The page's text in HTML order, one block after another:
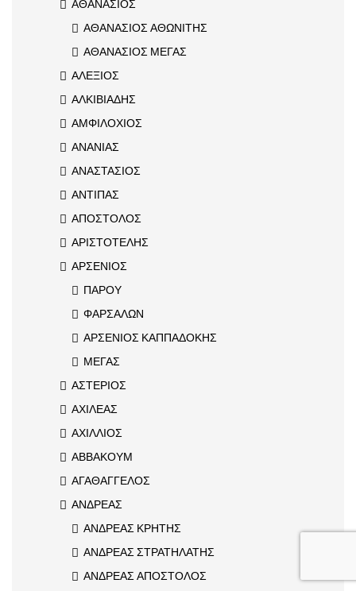
ΑΘΑΝΑΣΙΟΣ
ΑΘΑΝΑΣΙΟΣ ΑΘΩΝΙΤΗΣ
ΑΘΑΝΑΣΙΟΣ ΜΕΓΑΣ
ΑΛΕΞΙΟΣ
ΑΛΚΙΒΙΑΔΗΣ
ΑΜΦΙΛΟΧΙΟΣ
ΑΝΑΝΙΑΣ
ΑΝΑΣΤΑΣΙΟΣ
ΑΝΤΙΠΑΣ
ΑΠΟΣΤΟΛΟΣ
ΑΡΙΣΤΟΤΕΛΗΣ
ΑΡΣΕΝΙΟΣ
ΠΑΡΟΥ
ΦΑΡΣΑΛΩΝ
ΑΡΣΕΝΙΟΣ ΚΑΠΠΑΔΟΚΗΣ
ΜΕΓΑΣ
ΑΣΤΕΡΙΟΣ
ΑΧΙΛΕΑΣ
ΑΧΙΛΛΙΟΣ
ΑΒΒΑΚΟΥΜ
ΑΓΑΘΑΓΓΕΛΟΣ
ΑΝΔΡΕΑΣ
ΑΝΔΡΕΑΣ ΚΡΗΤΗΣ
ΑΝΔΡΕΑΣ ΣΤΡΑΤΗΛΑΤΗΣ
ΑΝΔΡΕΑΣ ΑΠΟΣΤΟΛΟΣ